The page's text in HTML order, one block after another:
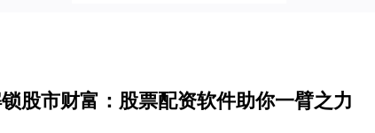
股市财富：股票配资软件助你一臂之力